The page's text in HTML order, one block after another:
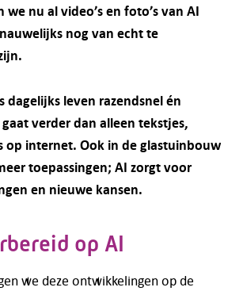
we nu al video’s en foto’s van AI
nog van echt te
dagelijks leven razendsnel én
verder dan alleen tekstjes,
op internet. Ook in de glastuinbouw
toepassingen; AI zorgt voor
en nieuwe kansen.
op AI
we deze ontwikkelingen op de